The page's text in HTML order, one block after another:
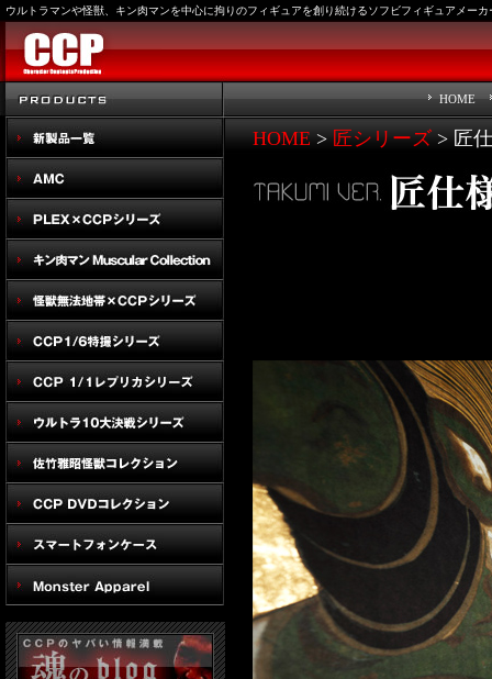
ウルトラマンや怪獣、キン肉マンを中心に拘りのフィギュアを創り続けるソフビフィギュアメーカ
HOME
HOME> 匠シリーズ> 匠